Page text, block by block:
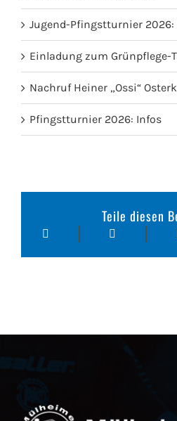
Jugend-Pfingstturnier
Einladung zum Grünpflege-
Nachruf Heiner „Ossi“
Pfingstturnier 2026: Infos
Teile diesen